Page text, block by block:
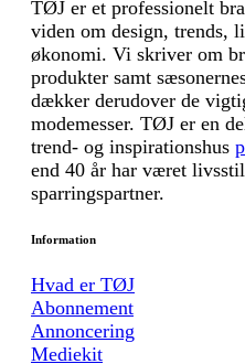
TØJ er et professionelt
viden om design, trends,
økonomi. Vi skriver om
produkter samt
dækker derudover de
modemesser. TØJ er en
trend- og inspirationshus
end 40 år har været
sparringspartner.
Information
Hvad er TØJ
Abonnement
Annoncering
Mediekit